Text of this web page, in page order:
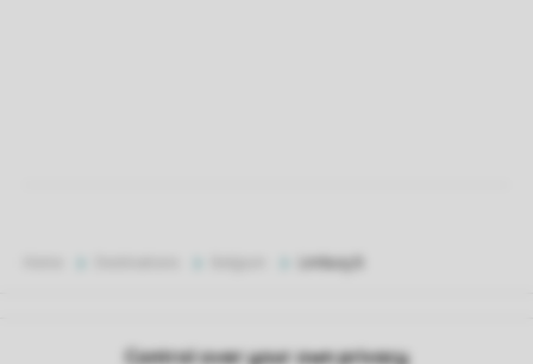
Control over your own privacy